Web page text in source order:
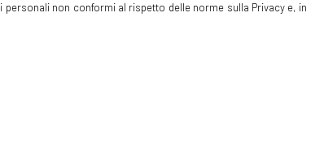
non conformi al rispetto delle norme sulla Privacy e, in